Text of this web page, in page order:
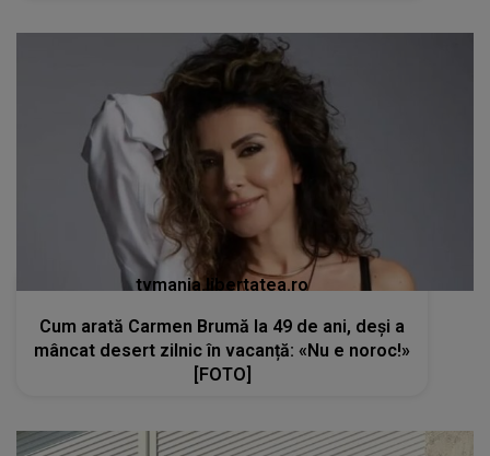
tvmania.libertatea.ro
Cum arată Carmen Brumă la 49 de ani, deși a
mâncat desert zilnic în vacanță: «Nu e noroc!»
[FOTO]